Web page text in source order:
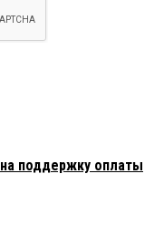
поддержку оплаты